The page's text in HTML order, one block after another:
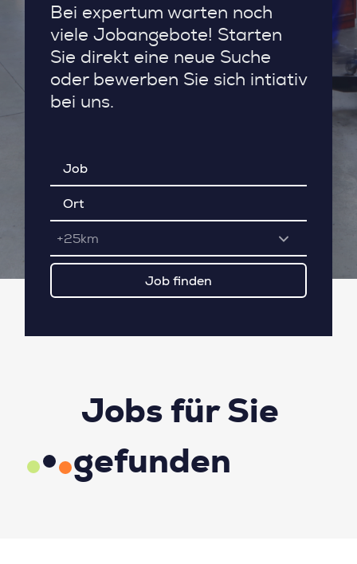
Bei expertum warten noch
viele Jobangebote! Starten
Sie direkt eine neue Suche
oder bewerben Sie sich intiativ
bei uns.
+25km